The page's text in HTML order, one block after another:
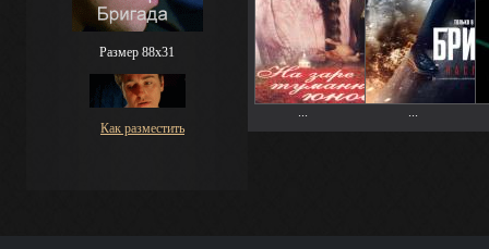
Размер 88х31
Как разместить
... ...